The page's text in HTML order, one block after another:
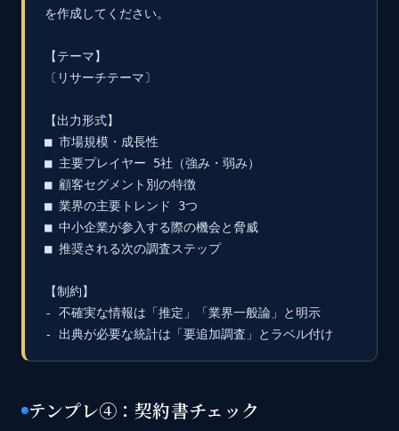
を作成してください。
【テーマ】
〔リサーチテーマ〕
【出力形式】
■ 市場規模・成長性
■ 主要プレイヤー 5社（強み・弱み）
■ 顧客セグメント別の特徴
■ 業界の主要トレンド 3つ
■ 中小企業が参入する際の機会と脅威
■ 推奨される次の調査ステップ
【制約】
- 不確実な情報は「推定」「業界一般論」と明示
- 出典が必要な統計は「要追加調査」とラベル付け
テンプレ④：契約書チェック